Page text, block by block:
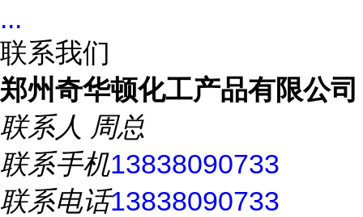
...
联系我们
郑州奇华顿化工产品有限公司
联系人 周总
联系手机13838090733
联系电话13838090733